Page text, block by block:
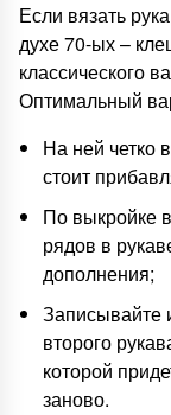
Если вязать
духе 70-ых –
классического
Оптимальный
На ней четко
стоит
По выкройке
рядов в
дополнения;
Записывайте
второго
которой
заново.